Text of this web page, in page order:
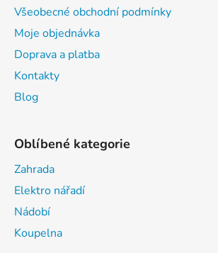
Všeobecné obchodní podmínky
Moje objednávka
Doprava a platba
Kontakty
Blog
Oblíbené kategorie
Zahrada
Elektro nářadí
Nádobí
Koupelna